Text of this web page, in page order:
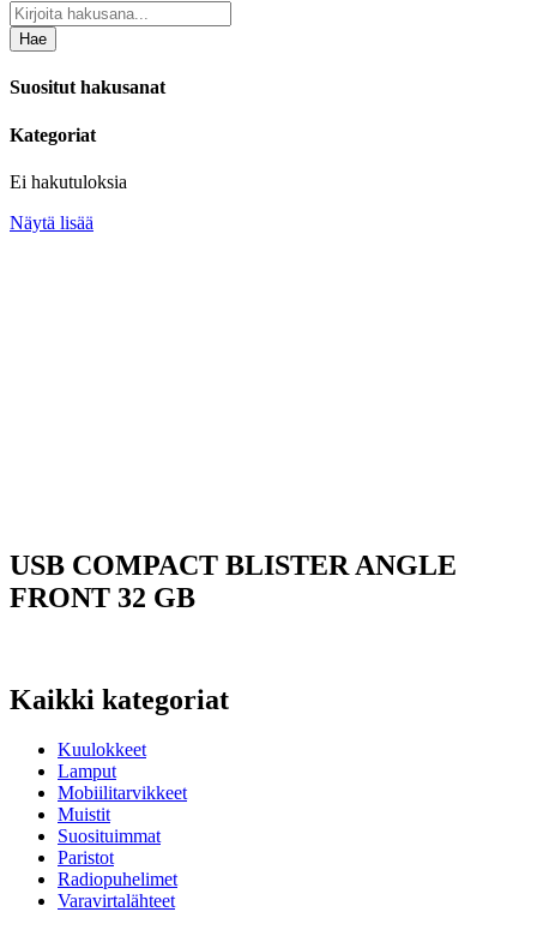
Hae
Suositut hakusanat
Kategoriat
Ei hakutuloksia
Näytä lisää
USB COMPACT BLISTER ANGLE
FRONT 32 GB
Kaikki kategoriat
Kuulokkeet
Lamput
Mobiilitarvikkeet
Muistit
Suosituimmat
Paristot
Radiopuhelimet
Varavirtalähteet